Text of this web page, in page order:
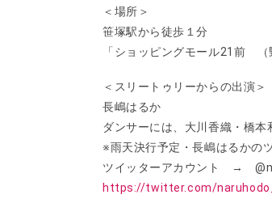
＜場所＞
笹塚駅から徒歩１分
「ショッピングモール21前 （
＜スリートゥリーからの出演＞
長嶋はるか
ダンサーには、大川香織・橋本
※雨天決行予定・長嶋はるかの
ツイッターアカウント →
https://twitter.com/